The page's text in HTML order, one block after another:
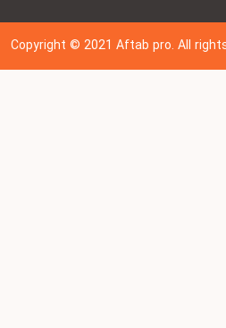
Copyright © 202 1Aftab pro. All